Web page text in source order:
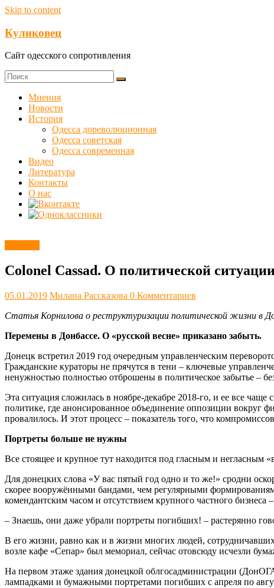
Skip to content
Куликовец
Сайт одесского сопротивления
Мнения
Новости
История
Одесса дореволюционная
Одесса советская
Одесса современная
Видео
Литература
Контакты
О нас
Colonel Cassad. О политической
05.01.2019 Милана Рассказова 0 Комментариев
Статья Корнилова о реструктуризации политической жизни в
Перемены в Донбассе. О «русской весне» приказано забыть.
Донецк встретил 2019 год очередным управленческим
Гражданские кураторы не прячутся в тени – ключевые
ненужностью полностью отброшены в политическое забытье –​
Эта ситуация сложилась в ноябре-декабре 2018-го, и ее все
политике, где анонсированное объединение оппозиции вокруг
провалилось. И этот процесс – показатель того, что
Портреты больше не нужны
Все стоящее и крупное тут находится под гласным и негласным
Для донецких слова «У вас пятый год одно и то же!» сродни
скорее вооружёнными бандами, чем регулярными
комендантским часом и отсутствием крупного частного
– Знаешь, они даже убрали портреты погибших! – растерянно
В его жизни, равно как и в жизни многих людей,
возле кафе «Сепар» был мемориал, сейчас отовсюду исчезли
На первом этаже здания донецкой облгосадминистрации
лампадками и бумажными портретами погибших с апреля по